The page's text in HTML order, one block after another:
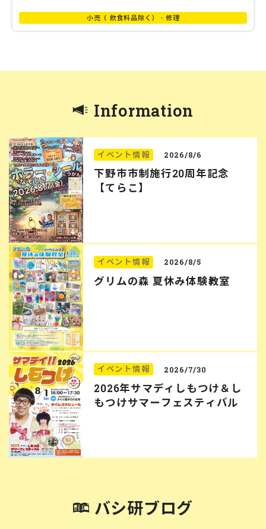
小売（ 飲食料品除く）・修理
Information
イベント情報 2026/8/6
下野市市制施行20周年記念
【てらこ】
イベント情報 2026/8/5
グリムの森 夏休み体験教室
イベント情報 2026/7/30
2026年サマディしもつけ＆し
もつけサマーフェスティバル
バシ研ブログ